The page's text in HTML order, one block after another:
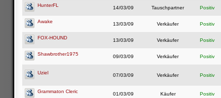
HunterFL 14/03/09 Tauschpartner Positiv
Awake 13/03/09 Verkäufer Positiv
FOX-HOUND 13/03/09 Verkäufer Positiv
Shawbrother1975 09/03/09 Verkäufer Positiv
Uziel 07/03/09 Verkäufer Positiv
Grammaton Cleric 01/03/09 Käufer Positiv